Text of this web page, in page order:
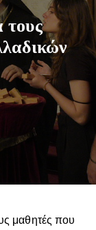
τους
μαθητές που